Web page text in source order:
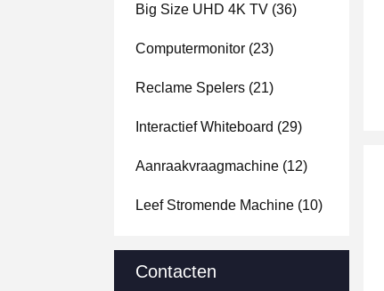
Big Size UHD 4K TV (36)
Computermonitor (23)
Reclame Spelers (21)
Interactief Whiteboard (29)
Aanraakvraagmachine (12)
Leef Stromende Machine (10)
Contacten